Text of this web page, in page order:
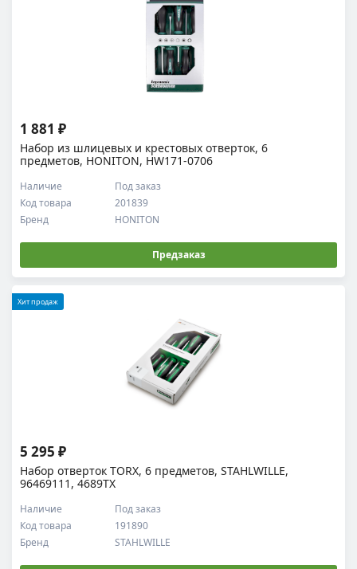
Набор из шлицевых и крестовых отверток, 6
предметов, HONITON, HW171-0706
Код товара 201839
Наличие Под заказ
Бренд HONITON
1 881 ₽
Предзаказ
Хит продаж
Набор отверток TORX, 6 предметов, STAHLWILLE,
96469111, 4689TX
Код товара 191890
Наличие Под заказ
Бренд STAHLWILLE
5 295 ₽